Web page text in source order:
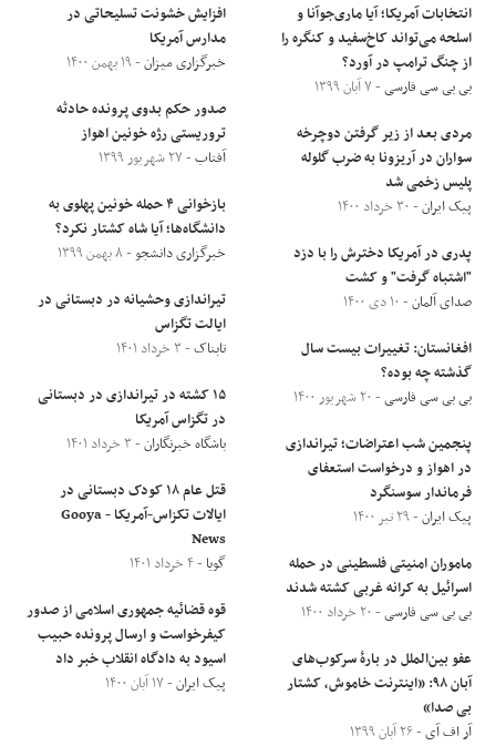
انتخابات آمریکا؛ آیا ماری‌جوآنا و
اسلحه می‌تواند کاخ‌سفید و کنگره را
از چنگ ترامپ در آورد؟
بی بی سی فارسی- ۷ آبان ۱۳۹۹
مردی بعد از زیر گرفتن دوچرخه
سواران در آریزونا به ضرب گلوله
پلیس زخمی شد
پیک ایران- ۳۰ خرداد ۱۴۰۰
پدری در آمریکا دخترش را با دزد
"اشتباه گرفت" و کشت
صدای آلمان- ۱۰ دی ۱۴۰۰
افغانستان: تغییرات بیست سال
گذشته چه بوده؟
بی بی سی فارسی- ۲۰ شهریور ۱۴۰۰
پنجمین شب اعتراضات؛ تیراندازی
در اهواز و درخواست استعفای
فرماندار سوسنگرد
پیک ایران- ۲۹ تیر ۱۴۰۰
ماموران امنیتی فلسطینی در حمله
اسرائیل به کرانه غربی کشته شدند
بی بی سی فارسی- ۲۰ خرداد ۱۴۰۰
عفو بین‌الملل در بارۀ سرکوب‌های
آبان ٩٨: «اینترنت خاموش، کشتار
بی صدا»
آر اف آی- ۲۶ آبان ۱۳۹۹
افزایش خشونت تسلیحاتی در
مدارس آمریکا
خبرگزاری میزان- ۱۹ بهمن ۱۴۰۰
صدور حکم بدوی پرونده حادثه
تروریستی رژه خونین اهواز
آفتاب- ۲۷ شهریور ۱۳۹۹
بازخوانی ۴ حمله خونین پهلوی به
دانشگاه­‌ها؛ آیا شاه کشتار نکرد؟
خبرگزاری دانشجو- ۸ بهمن ۱۳۹۹
تیراندازی وحشیانه در دبستانی در
ایالت تگزاس
تابناک- ۳ خرداد ۱۴۰۱
۱۵ کشته در تیراندازی در دبستانی
در تگزاس آمریکا
باشگاه خبرنگاران- ۳ خرداد ۱۴۰۱
قتل عام ۱۸ کودک دبستانی در
ایالات تکزاس-آمریکا - Gooya
News
گویا - ۴ خرداد ۱۴۰۱
قوه قضائیه جمهوری اسلامی از صدور
کیفرخواست و ارسال پرونده حبیب
اسیود به دادگاه انقلاب خبر داد
پیک ایران- ۱۷ آبان ۱۴۰۰